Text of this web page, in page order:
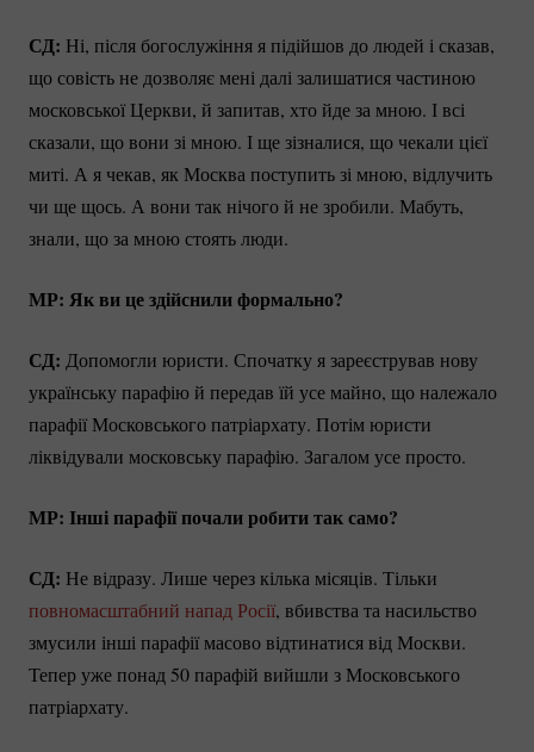
СД: Ні, після богослужіння я підійшов до людей і сказав,
що совість не дозволяє мені далі залишатися частиною
московської Церкви, й запитав, хто йде за мною. І всі
сказали, що вони зі мною. І ще зізналися, що чекали цієї
миті. А я чекав, як Москва поступить зі мною, відлучить
чи ще щось. А вони так нічого й не зробили. Мабуть,
знали, що за мною стоять люди.
МР: Як ви це здійснили формально?
СД: Допомогли юристи. Спочатку я зареєстрував нову
українську парафію й передав їй усе майно, що належало
парафії Московського патріархату. Потім юристи
ліквідували московську парафію. Загалом усе просто.
МР: Інші парафії почали робити так само?
СД: Не відразу. Лише через кілька місяців. Тільки
повномасштабний напад Росії, вбивства та насильство
змусили інші парафії масово відтинатися від Москви.
Тепер уже понад 50 парафій вийшли з Московського
патріархату.